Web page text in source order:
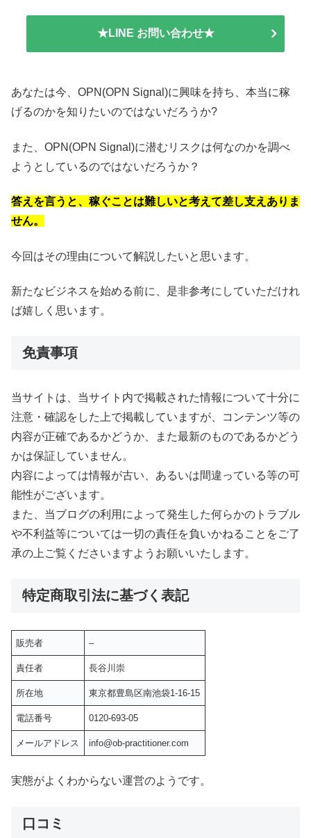
★LINE お問い合わせ★
あなたは今、OPN(OPN Signal)に興味を持ち、本当に稼
げるのかを知りたいのではないだろうか?
また、OPN(OPN Signal)に潜むリスクは何なのかを調べ
ようとしているのではないだろうか？
答えを言うと、稼ぐことは難しいと考えて差し支えありま
せん。
今回はその理由について解説したいと思います。
新たなビジネスを始める前に、是非参考にしていただけれ
ば嬉しく思います。
免責事項
当サイトは、当サイト内で掲載された情報について十分に
注意・確認をした上で掲載していますが、コンテンツ等の
内容が正確であるかどうか、また最新のものであるかどう
かは保証していません。
内容によっては情報が古い、あるいは間違っている等の可
能性がございます。
また、当ブログの利用によって発生した何らかのトラブル
や不利益等については一切の責任を負いかねることをご了
承の上ご覧くださいますようお願いいたします。
特定商取引法に基づく表記
販売者 –
責任者 長谷川崇
所在地 東京都豊島区南池袋1-16-15
電話番号 0120-693-05
メールアドレス info@ob-practitioner.com
実態がよくわからない運営のようです。
口コミ